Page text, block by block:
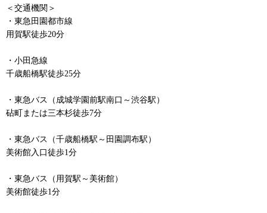
＜交通機関＞
・東急田園都市線
用賀駅徒歩20分
・小田急線
千歳船橋駅徒歩25分
・東急バス（成城学園前駅南口～渋谷駅）
砧町または三本杉徒歩7分
・東急バス（千歳船橋駅～田園調布駅）
美術館入口徒歩1分
・東急バス（用賀駅～美術館）
美術館徒歩1分